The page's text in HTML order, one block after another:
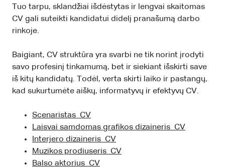
Tuo tarpu, sklandžiai išdėstytas ir lengvai skaitomas
CV gali suteikti kandidatui didelį pranašumą darbo
rinkoje.
Baigiant, CV struktūra yra svarbi ne tik norint įrodyti
savo profesinį tinkamumą, bet ir siekiant išskirti save
iš kitų kandidatų. Todėl, verta skirti laiko ir pastangų,
kad sukurtumėte aiškų, informatyvų ir efektyvų CV.
Scenaristas CV
Laisvai samdomas grafikos dizaineris CV
Interjero dizaineris CV
Muzikos prodiuseris CV
Balso aktorius CV